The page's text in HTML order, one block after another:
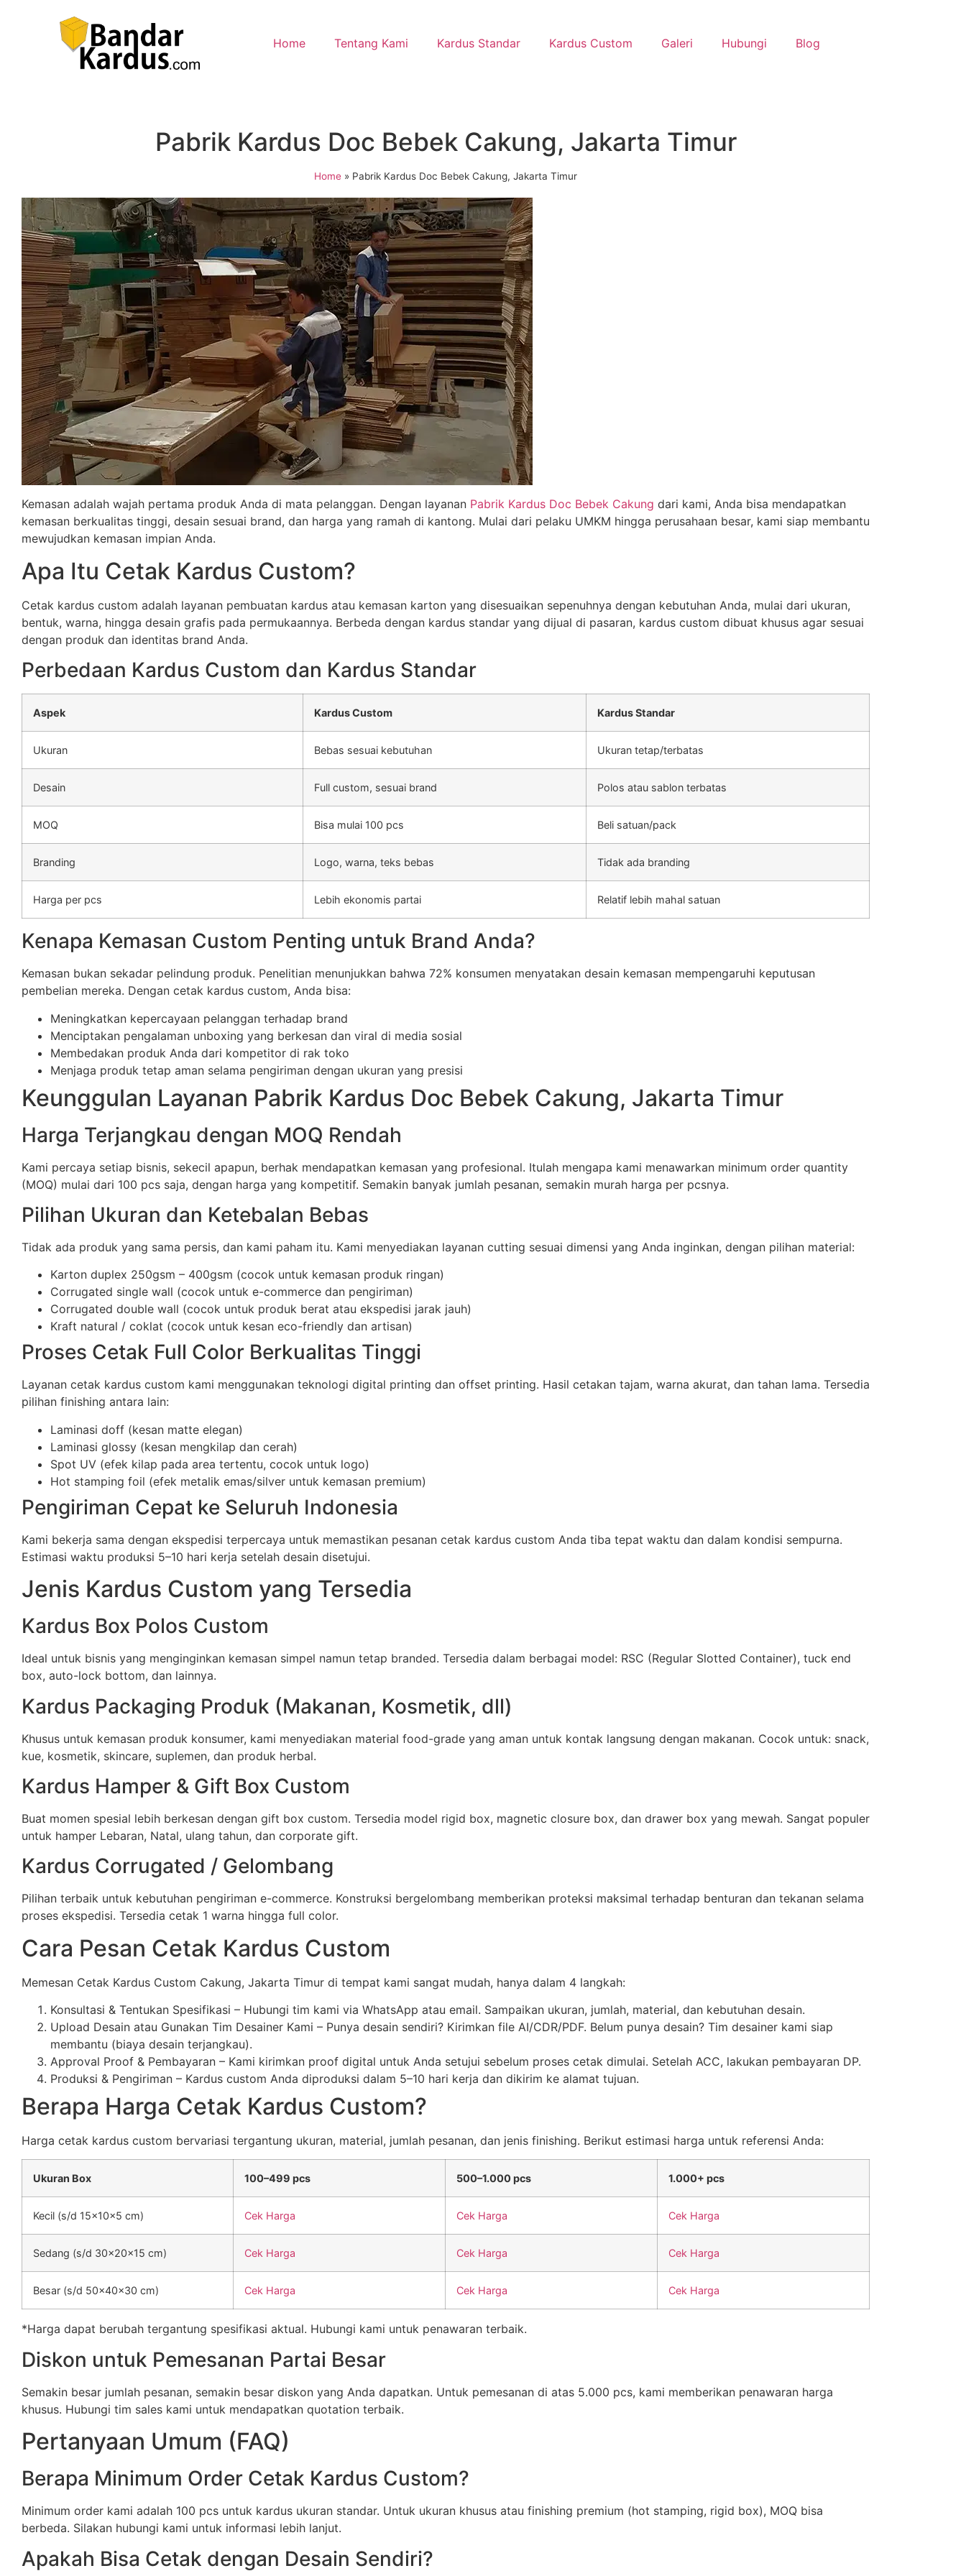
Home Tentang Kami Kardus Standar Kardus Custom Galeri Hubungi Blog
Pabrik Kardus Doc Bebek Cakung, Jakarta Timur
Home » Pabrik Kardus Doc Bebek Cakung, Jakarta Timur
Kemasan adalah wajah pertama produk Anda di mata pelanggan. Dengan layanan Pabrik Kardus Doc Bebek Cakung dari kami, Anda bisa mendapatkan
kemasan berkualitas tinggi, desain sesuai brand, dan harga yang ramah di kantong. Mulai dari pelaku UMKM hingga perusahaan besar, kami siap membantu
mewujudkan kemasan impian Anda.
Apa Itu Cetak Kardus Custom?
Cetak kardus custom adalah layanan pembuatan kardus atau kemasan karton yang disesuaikan sepenuhnya dengan kebutuhan Anda, mulai dari ukuran,
bentuk, warna, hingga desain grafis pada permukaannya. Berbeda dengan kardus standar yang dijual di pasaran, kardus custom dibuat khusus agar sesuai
dengan produk dan identitas brand Anda.
Perbedaan Kardus Custom dan Kardus Standar
Aspek Kardus Custom Kardus Standar
Ukuran Bebas sesuai kebutuhan Ukuran tetap/terbatas
Desain Full custom, sesuai brand Polos atau sablon terbatas
MOQ Bisa mulai 100 pcs Beli satuan/pack
Branding Logo, warna, teks bebas Tidak ada branding
Harga per pcs Lebih ekonomis partai Relatif lebih mahal satuan
Kenapa Kemasan Custom Penting untuk Brand Anda?
Kemasan bukan sekadar pelindung produk. Penelitian menunjukkan bahwa 72% konsumen menyatakan desain kemasan mempengaruhi keputusan
pembelian mereka. Dengan cetak kardus custom, Anda bisa:
Meningkatkan kepercayaan pelanggan terhadap brand
Menciptakan pengalaman unboxing yang berkesan dan viral di media sosial
Membedakan produk Anda dari kompetitor di rak toko
Menjaga produk tetap aman selama pengiriman dengan ukuran yang presisi
Keunggulan Layanan Pabrik Kardus Doc Bebek Cakung, Jakarta Timur
Harga Terjangkau dengan MOQ Rendah
Kami percaya setiap bisnis, sekecil apapun, berhak mendapatkan kemasan yang profesional. Itulah mengapa kami menawarkan minimum order quantity
(MOQ) mulai dari 100 pcs saja, dengan harga yang kompetitif. Semakin banyak jumlah pesanan, semakin murah harga per pcsnya.
Pilihan Ukuran dan Ketebalan Bebas
Tidak ada produk yang sama persis, dan kami paham itu. Kami menyediakan layanan cutting sesuai dimensi yang Anda inginkan, dengan pilihan material:
Karton duplex 250gsm – 400gsm (cocok untuk kemasan produk ringan)
Corrugated single wall (cocok untuk e-commerce dan pengiriman)
Corrugated double wall (cocok untuk produk berat atau ekspedisi jarak jauh)
Kraft natural / coklat (cocok untuk kesan eco-friendly dan artisan)
Proses Cetak Full Color Berkualitas Tinggi
Layanan cetak kardus custom kami menggunakan teknologi digital printing dan offset printing. Hasil cetakan tajam, warna akurat, dan tahan lama. Tersedia
pilihan finishing antara lain:
Laminasi doff (kesan matte elegan)
Laminasi glossy (kesan mengkilap dan cerah)
Spot UV (efek kilap pada area tertentu, cocok untuk logo)
Hot stamping foil (efek metalik emas/silver untuk kemasan premium)
Pengiriman Cepat ke Seluruh Indonesia
Kami bekerja sama dengan ekspedisi terpercaya untuk memastikan pesanan cetak kardus custom Anda tiba tepat waktu dan dalam kondisi sempurna.
Estimasi waktu produksi 5–10 hari kerja setelah desain disetujui.
Jenis Kardus Custom yang Tersedia
Kardus Box Polos Custom
Ideal untuk bisnis yang menginginkan kemasan simpel namun tetap branded. Tersedia dalam berbagai model: RSC (Regular Slotted Container), tuck end
box, auto-lock bottom, dan lainnya.
Kardus Packaging Produk (Makanan, Kosmetik, dll)
Khusus untuk kemasan produk konsumer, kami menyediakan material food-grade yang aman untuk kontak langsung dengan makanan. Cocok untuk: snack,
kue, kosmetik, skincare, suplemen, dan produk herbal.
Kardus Hamper & Gift Box Custom
Buat momen spesial lebih berkesan dengan gift box custom. Tersedia model rigid box, magnetic closure box, dan drawer box yang mewah. Sangat populer
untuk hamper Lebaran, Natal, ulang tahun, dan corporate gift.
Kardus Corrugated / Gelombang
Pilihan terbaik untuk kebutuhan pengiriman e-commerce. Konstruksi bergelombang memberikan proteksi maksimal terhadap benturan dan tekanan selama
proses ekspedisi. Tersedia cetak 1 warna hingga full color.
Cara Pesan Cetak Kardus Custom
Memesan Cetak Kardus Custom Cakung, Jakarta Timur di tempat kami sangat mudah, hanya dalam 4 langkah:
Konsultasi & Tentukan Spesifikasi – Hubungi tim kami via WhatsApp atau email. Sampaikan ukuran, jumlah, material, dan kebutuhan desain.
Upload Desain atau Gunakan Tim Desainer Kami – Punya desain sendiri? Kirimkan file AI/CDR/PDF. Belum punya desain? Tim desainer kami siap
membantu (biaya desain terjangkau).
Approval Proof & Pembayaran – Kami kirimkan proof digital untuk Anda setujui sebelum proses cetak dimulai. Setelah ACC, lakukan pembayaran DP.
Produksi & Pengiriman – Kardus custom Anda diproduksi dalam 5–10 hari kerja dan dikirim ke alamat tujuan.
Berapa Harga Cetak Kardus Custom?
Harga cetak kardus custom bervariasi tergantung ukuran, material, jumlah pesanan, dan jenis finishing. Berikut estimasi harga untuk referensi Anda:
Ukuran Box 100–499 pcs 500–1.000 pcs 1.000+ pcs
Kecil (s/d 15x10x5 cm) Cek Harga Cek Harga Cek Harga
Sedang (s/d 30x20x15 cm) Cek Harga Cek Harga Cek Harga
Besar (s/d 50x40x30 cm) Cek Harga Cek Harga Cek Harga
*Harga dapat berubah tergantung spesifikasi aktual. Hubungi kami untuk penawaran terbaik.
Diskon untuk Pemesanan Partai Besar
Semakin besar jumlah pesanan, semakin besar diskon yang Anda dapatkan. Untuk pemesanan di atas 5.000 pcs, kami memberikan penawaran harga
khusus. Hubungi tim sales kami untuk mendapatkan quotation terbaik.
Pertanyaan Umum (FAQ)
Berapa Minimum Order Cetak Kardus Custom?
Minimum order kami adalah 100 pcs untuk kardus ukuran standar. Untuk ukuran khusus atau finishing premium (hot stamping, rigid box), MOQ bisa
berbeda. Silakan hubungi kami untuk informasi lebih lanjut.
Apakah Bisa Cetak dengan Desain Sendiri?